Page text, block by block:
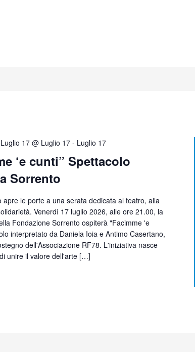
‘e cunti” Spettacolo
Sorrento
Luglio 17 @ Luglio 17- Luglio 17
apre le porte a una serata dedicata al teatro, alla
Venerdì 17 luglio 2026, alle ore 21.00, la
Fondazione Sorrento ospiterà "Facimme 'e
interpretato da Daniela Ioia e Antimo Casertano,
dell'Associazione RF78. L'iniziativa nasce
unire il valore dell'arte […]